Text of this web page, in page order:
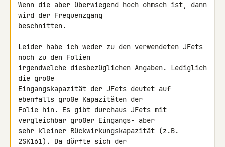
Wenn die aber überwiegend hoch ohmsch ist, dann
wird der Frequenzgang
beschnitten.
Leider habe ich weder zu den verwendeten JFets
noch zu den Folien
irgendwelche diesbezüglichen Angaben. Lediglich
die große
Eingangskapazität der JFets deutet auf
ebenfalls große Kapazitäten der
Folie hin. Es gibt durchaus JFets mit
vergleichbar großer Eingangs- aber
2SK161). Da dürfte sich der